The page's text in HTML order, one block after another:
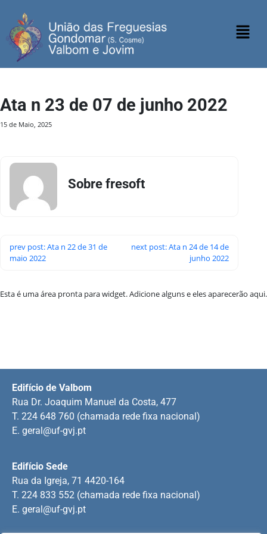
Ata n 23 de 07 de junho 2022
15 de Maio, 2025
Sobre fresoft
prev post: Ata n 22 de 31 de
maio 2022
next post: Ata n 24 de 14 de
junho 2022
Esta é uma área pronta para widget. Adicione alguns e eles aparecerão aqui.
Edifício Sede
Rua da Igreja, 71 4420-164
T. 224 833 552 (chamada rede fixa nacional)
E. geral@uf-gvj.pt
Edifício de Valbom
Rua Dr. Joaquim Manuel da Costa, 477
T. 224 648 760 (chamada rede fixa nacional)
E. geral@uf-gvj.pt